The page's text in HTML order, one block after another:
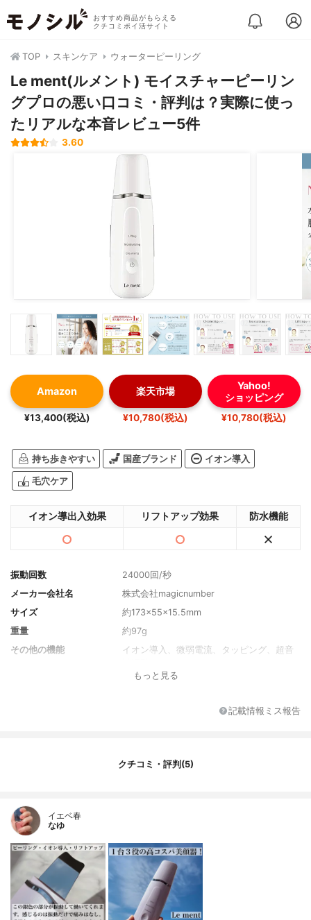
おすすめ商品がもらえる
クチコミポイ活サイト
TOP スキンケア ウォーターピーリング
Le ment(ルメント) モイスチャーピーリン
グプロの悪い口コミ・評判は？実際に使っ
たリアルな本音レビュー5件
3.60
Amazon
¥13,400(税込)
楽天市場
¥10,780(税込)
Yahoo!
ショッピング
¥10,780(税込)
持ち歩きやすい 国産ブランド イオン導入
毛穴ケア
イオン導出入効果 リフトアップ効果 防水機能
振動回数
24000回/秒
メーカー会社名
株式会社magicnumber
サイズ
約173×55×15.5mm
重量
約97g
その他の機能
イオン導入、微弱電流、タッピング、超音
充電式
もっと見る
記載情報ミス報告
クチコミ・評判(5)
イエベ春
なゆ